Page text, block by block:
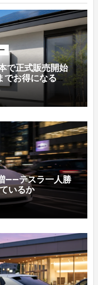
で正式販売開始
お得になる
——テスラ一人勝
いるか